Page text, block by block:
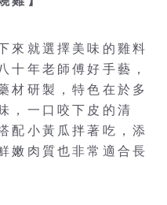
來就選擇美味的雞料
十年老師傅好手藝，
材研製，特色在於多
，一口咬下皮的清
配小黃瓜拌著吃，添
嫩肉質也非常適合長